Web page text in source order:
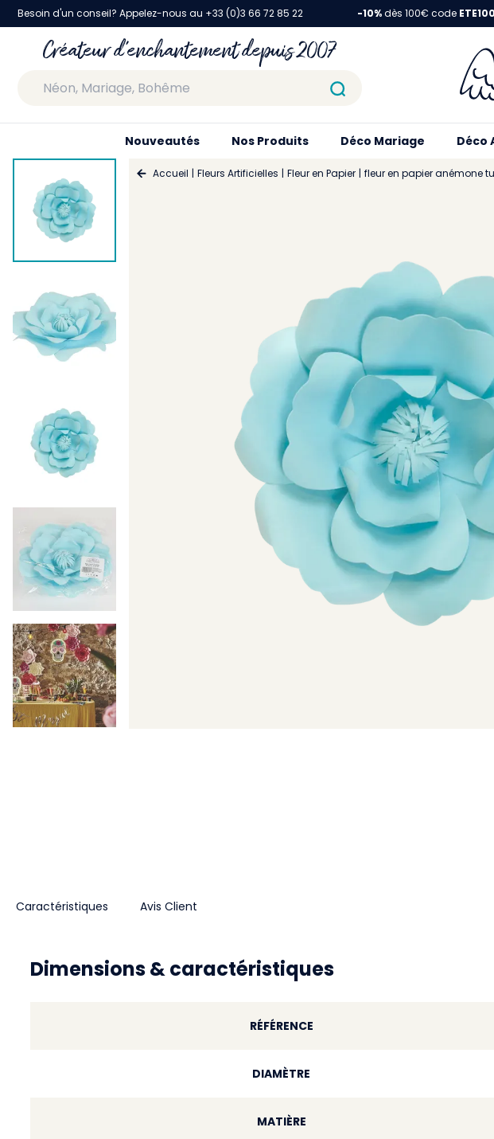
Besoin d'un conseil? Appelez-nous au +33 (0)3 66 72 85 22 -10%dès 100€ code ETE100
Créateur d'enchantement depuis 2007
Nouveautés Nos Produits Déco Mariage Déco
Accueil Fleurs Artificielles Fleur en Papier fleur en papier anémone
Caractéristiques Avis Client
Dimensions & caractéristiques
RÉFÉRENCE
DIAMÈTRE
MATIÈRE